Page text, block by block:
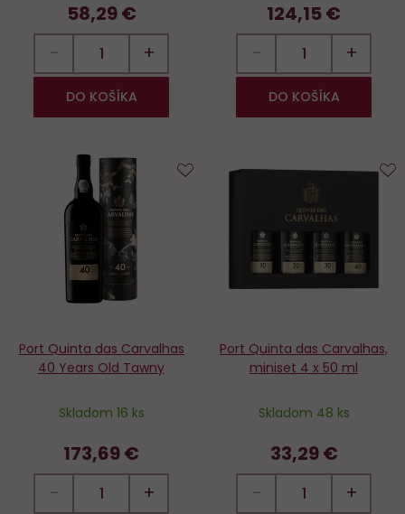
58,29 €
− +
DO KOŠÍKA
124,15 €
− +
DO KOŠÍKA
Port Quinta das Carvalhas
40 Years Old Tawny
Skladom 16 ks
173,69 €
− +
Port Quinta das Carvalhas,
miniset 4 x 50 ml
Skladom 48 ks
33,29 €
− +